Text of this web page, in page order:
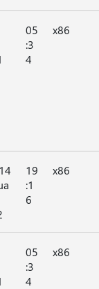
05
:3
4
x86
19
:1
6
x86
05
:3
4
x86